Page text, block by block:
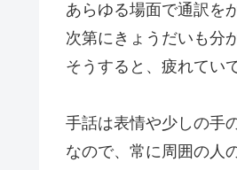
あらゆる場面で通訳を
次第にきょうだいも分
そうすると、疲れてい
手話は表情や少しの手
なので、常に周囲の人